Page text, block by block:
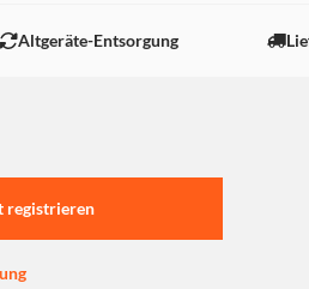
Altgeräte-Entsorgung
registrieren